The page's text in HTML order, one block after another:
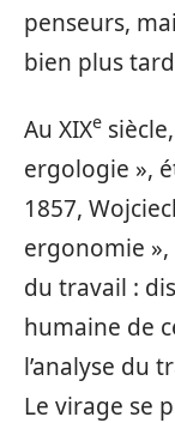
penseurs,
bien plus
Au XIXe
ergologie »,
1857,
ergonomie »,
du travail :
humaine de
l’analyse du
Le virage se